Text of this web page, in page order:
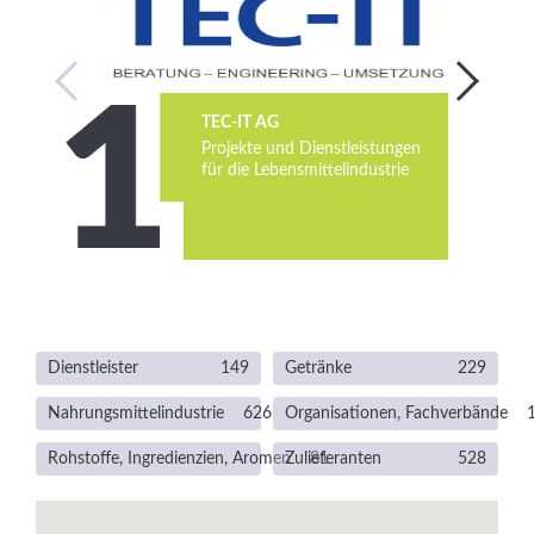
Newsletter
TEC-IT AG
Projekte und Dienstleistungen
für die Lebensmittelindustrie
Dienstleister 149 Getränke 229
Nahrungsmittelindustrie 626 Organisationen, Fachverbände
Rohstoffe, Ingredienzien, Aromen 81
Zulieferanten 528